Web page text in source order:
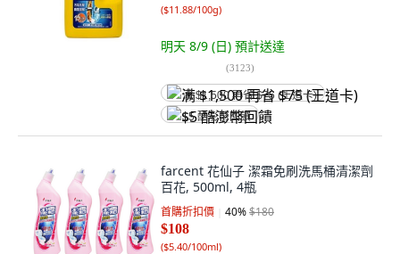
($11.88/100g)
明天 8/9 (日) 預計送達
(3123)
满 $1,500 再省 $75 (王道卡)
$5 酷澎幣回饋
farcent 花仙子 潔霜免刷洗馬桶清潔劑
百花, 500ml, 4瓶
首購折扣價 40%$180
$108
($5.40/100ml)